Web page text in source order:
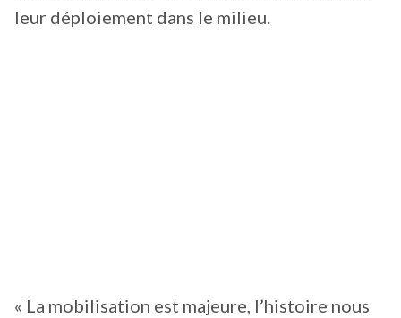
leur déploiement dans le milieu.
« La mobilisation est majeure, l’histoire nous